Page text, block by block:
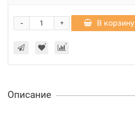
+
- В корзину
Описание